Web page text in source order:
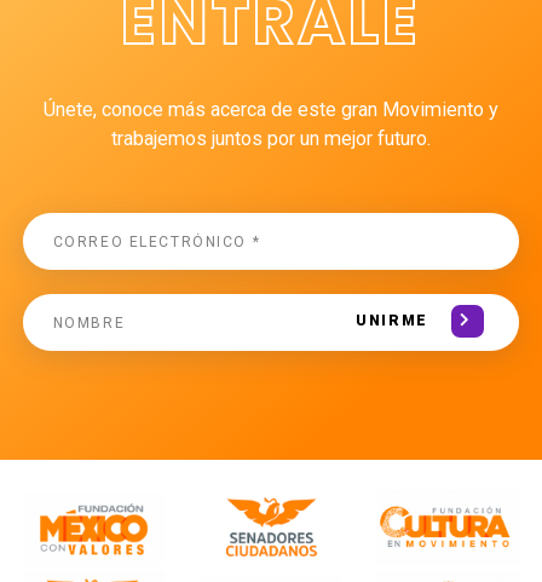
ÉNTRALE
Únete, conoce más acerca de este gran Movimiento y
trabajemos juntos por un mejor futuro.
UNIRME